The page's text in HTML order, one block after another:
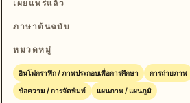
เผยแพร่แล้ว
ภาษาต้นฉบับ
หมวดหมู่
อินโฟกราฟิก / ภาพประกอบเพื่อการศึกษา การถ่ายภาพ
ข้อความ / การจัดพิมพ์ แผนภาพ / แผนภูมิ